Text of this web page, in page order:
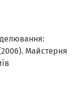
Майстерня